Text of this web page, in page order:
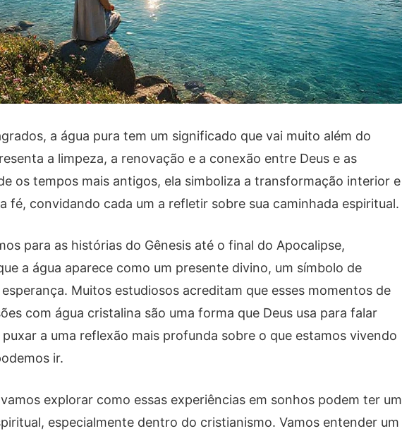
a água pura tem um significado que vai muito além do
a limpeza, a renovação e a conexão entre Deus e as
os tempos mais antigos, ela simboliza a transformação interior e
fé, convidando cada um a refletir sobre sua caminhada espiritual.
para as histórias do Gênesis até o final do Apocalipse,
a água aparece como um presente divino, um símbolo de
Muitos estudiosos acreditam que esses momentos de
com água cristalina são uma forma que Deus usa para falar
a uma reflexão mais profunda sobre o que estamos vivendo
ir.
explorar como essas experiências em sonhos podem ter um
especialmente dentro do cristianismo. Vamos entender um